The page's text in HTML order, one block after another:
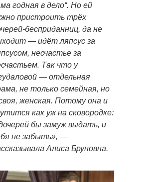
годная в дело“. Но ей
пристроить трёх
бесприданниц, да не
— идёт ляпсус за
несчастье за
Так что у
— отдельная
не только семейная, но
женская. Потому она и
как уж на сковородке:
бы замуж выдать, и
не забыть», —
Алиса Бруновна.